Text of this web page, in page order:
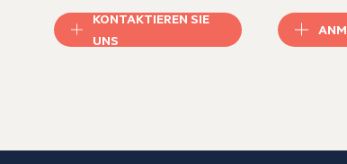
KONTAKTIEREN SIE
UNS